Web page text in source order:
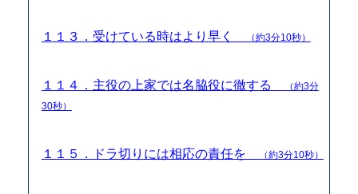
１１３．受けている時はより早く （約3分10秒）
１１４．主役の上家では名脇役に徹する
（約3分
30秒）
１１５．ドラ切りには相応の責任を （約3分10秒）